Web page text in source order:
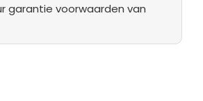
garantie voorwaarden van